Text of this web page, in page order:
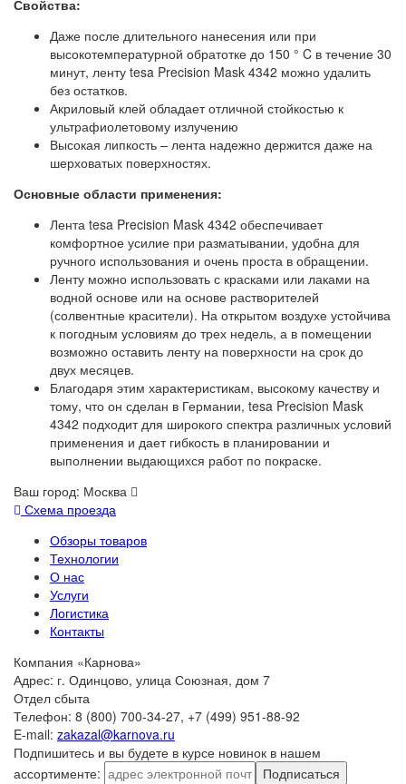
Свойства:
Даже после длительного нанесения или при
высокотемпературной обратотке до 150 ° C в течение 30
минут, ленту tesa Precision Mask 4342 можно удалить
без остатков.
Акриловый клей обладает отличной стойкостью к
ультрафиолетовому излучению
Высокая липкость – лента надежно держится даже на
шерховатых поверхностях.
Основные области применения:
Лента tesa Precision Mask 4342 обеспечивает
комфортное усилие при разматывании, удобна для
ручного использования и очень проста в обращении.
Ленту можно использовать с красками или лаками на
водной основе или на основе растворителей
(солвентные красители). На открытом воздухе устойчива
к погодным условиям до трех недель, а в помещении
возможно оставить ленту на поверхности на срок до
двух месяцев.
Благодаря этим характеристикам, высокому качеству и
тому, что он сделан в Германии, tesa Precision Mask
4342 подходит для широкого спектра различных условий
применения и дает гибкость в планировании и
выполнении выдающихся работ по покраске.
Ваш город: Москва
Схема проезда
Обзоры товаров
Технологии
О нас
Услуги
Логистика
Контакты
Компания «Карнова»
Адрес: г. Одинцово, улица Союзная, дом 7
Отдел сбыта
Телефон: 8 (800) 700-34-27, +7 (499) 951-88-92
E-mail: zakazal@karnova.ru
Подпишитесь и вы будете в курсе новинок в нашем
ассортименте:
Подписаться